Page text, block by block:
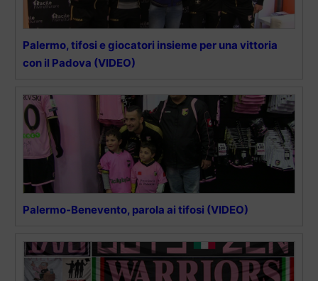
Palermo, tifosi e giocatori insieme per una vittoria
con il Padova (VIDEO)
Palermo-Benevento, parola ai tifosi (VIDEO)